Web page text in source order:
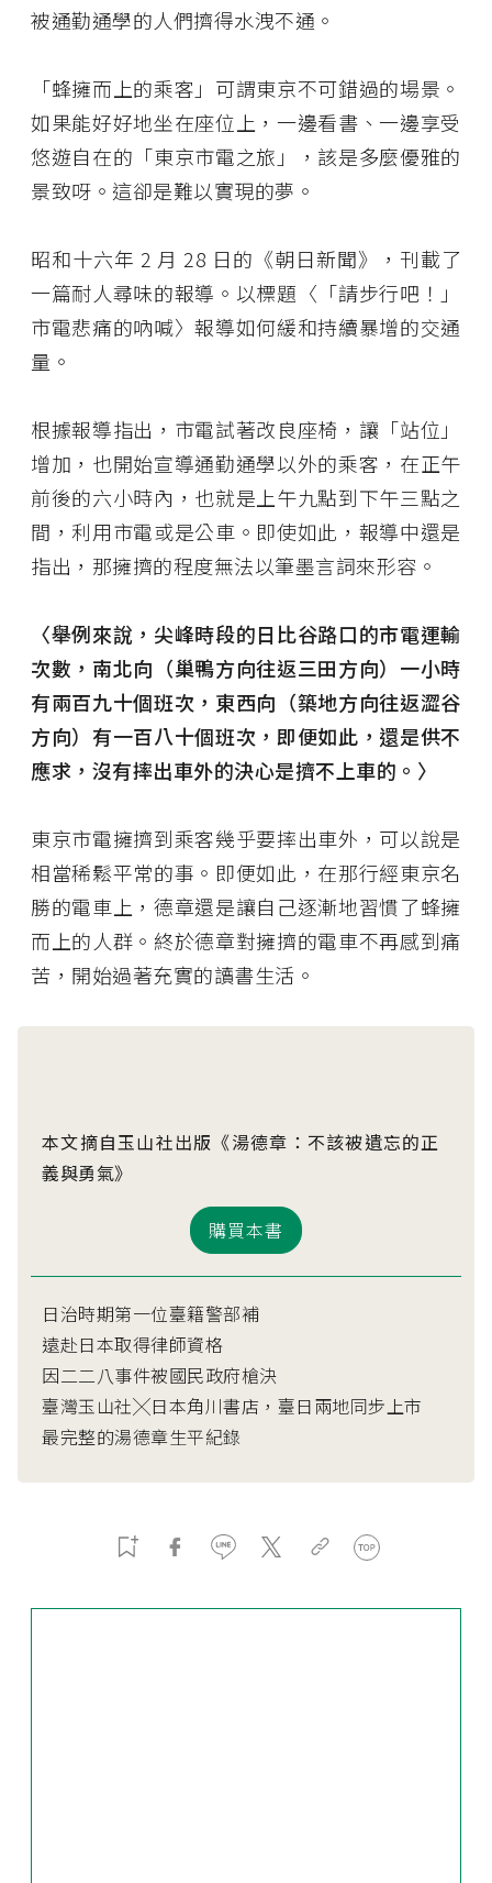
被通勤通學的人們擠得水洩不通。
「蜂擁而上的乘客」可謂東京不可錯過的場景。
如果能好好地坐在座位上，一邊看書、一邊享受
悠遊自在的「東京市電之旅」，該是多麼優雅的
景致呀。這卻是難以實現的夢。
昭和十六年 2 月 28 日的《朝日新聞》，刊載了
一篇耐人尋味的報導。以標題〈「請步行吧！」
市電悲痛的吶喊〉報導如何緩和持續暴增的交通
量。
根據報導指出，市電試著改良座椅，讓「站位」
增加，也開始宣導通勤通學以外的乘客，在正午
前後的六小時內，也就是上午九點到下午三點之
間，利用市電或是公車。即使如此，報導中還是
指出，那擁擠的程度無法以筆墨言詞來形容。
〈舉例來說，尖峰時段的日比谷路口的市電運輸
次數，南北向（巢鴨方向往返三田方向）一小時
有兩百九十個班次，東西向（築地方向往返澀谷
方向）有一百八十個班次，即便如此，還是供不
應求，沒有摔出車外的決心是擠不上車的。〉
東京市電擁擠到乘客幾乎要摔出車外，可以說是
相當稀鬆平常的事。即便如此，在那行經東京名
勝的電車上，德章還是讓自己逐漸地習慣了蜂擁
而上的人群。終於德章對擁擠的電車不再感到痛
苦，開始過著充實的讀書生活。
本文摘自玉山社出版《湯德章：不該被遺忘的正
義與勇氣》
購買本書
日治時期第一位臺籍警部補
遠赴日本取得律師資格
因二二八事件被國民政府槍決
臺灣玉山社╳日本角川書店，臺日兩地同步上市
最完整的湯德章生平紀錄